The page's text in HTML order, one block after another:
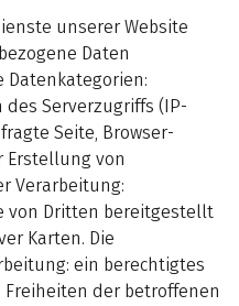
unserer Website
Daten
Datenkategorien:
Serverzugriffs (IP-
Seite, Browser-
Erstellung von
Verarbeitung:
von Dritten bereitgestellt
Karten. Die
ein berechtigtes
Freiheiten der betroffenen